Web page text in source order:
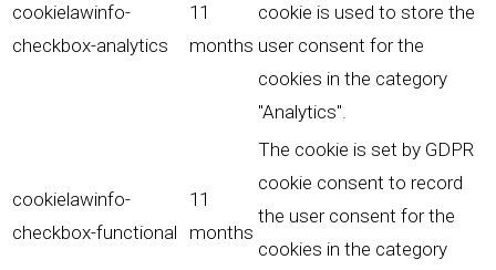
cookielawinfo-
checkbox-analytics
11
months
cookie is used to store the
user consent for the
cookies in the category
"Analytics".
cookielawinfo-
checkbox-functional
11
months
The cookie is set by GDPR
cookie consent to record
the user consent for the
cookies in the category